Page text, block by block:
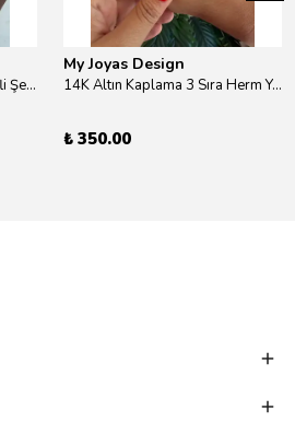
14K Altın Kaplama 21 Sedefli Şekiller Kolye 46cm
My Joyas Design
14K Altın Kaplama 3 Sıra Herm Yüzük Gold
₺ 350.00